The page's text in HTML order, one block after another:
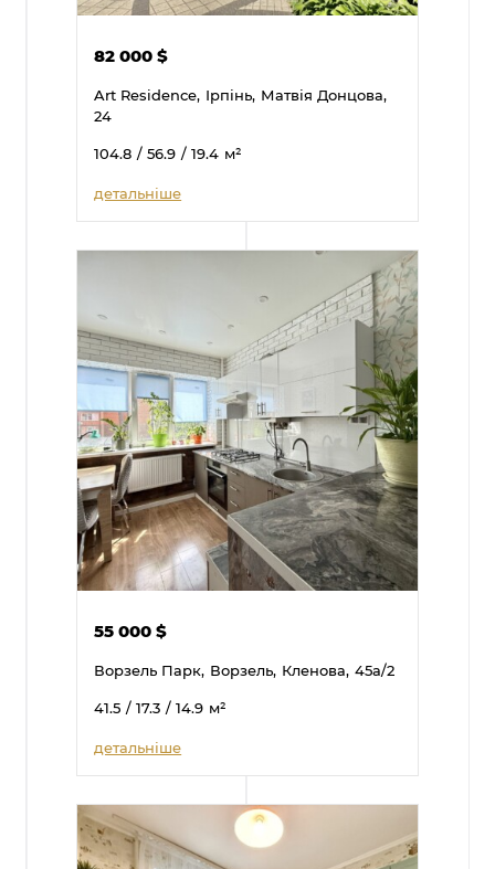
82 000$
Art Residence, Ірпінь, Матвія Донцова,
24
104.8 / 56.9 / 19.4 м²
детальніше
55 000$
Ворзель Парк, Ворзель, Кленова, 45а/2
41.5 / 17.3 / 14.9 м²
детальніше